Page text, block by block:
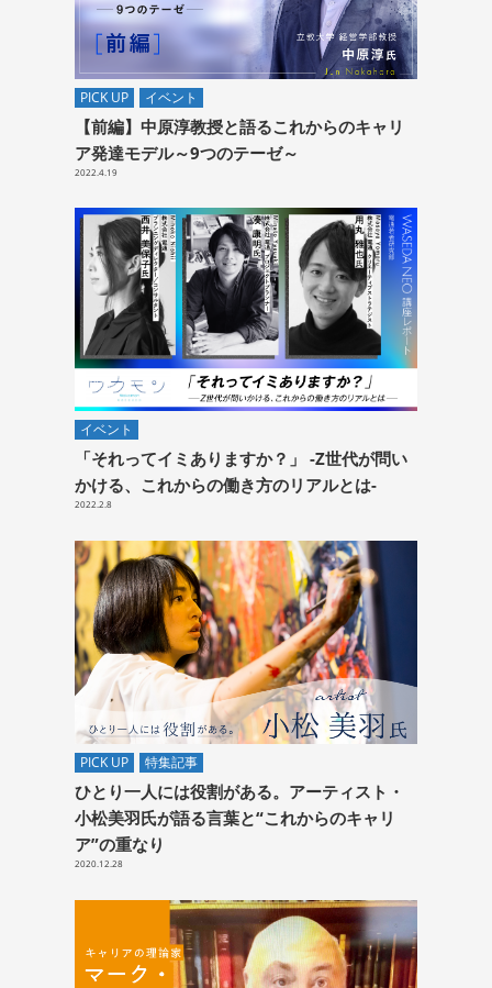
PICK UP イベント
【前編】中原淳教授と語るこれからのキャリ
ア発達モデル～9つのテーゼ～
2022.4.19
イベント
「それってイミありますか？」 -Z世代が問い
かける、これからの働き方のリアルとは-
2022.2.8
PICK UP 特集記事
ひとり一人には役割がある。アーティスト・
小松美羽氏が語る言葉と“これからのキャリ
ア”の重なり
2020.12.28